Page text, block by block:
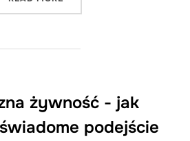
żywność - jak
podejście